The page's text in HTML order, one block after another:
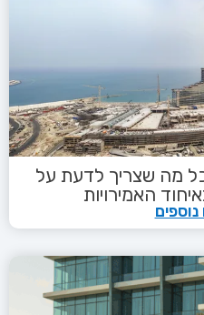
מה שצריך לדעת על
האמירויות